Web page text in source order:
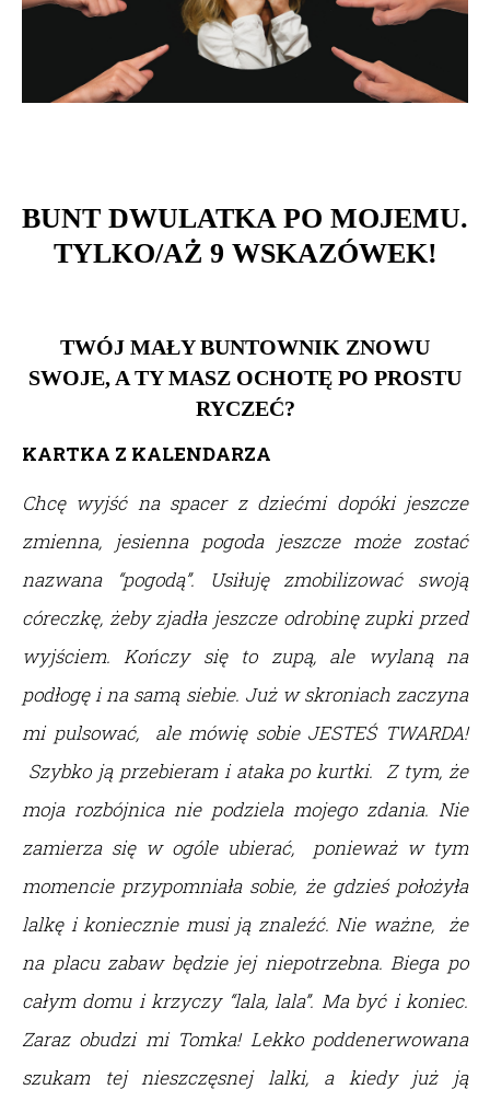
BUNT DWULATKA PO MOJEMU.
TYLKO/AŻ 9 WSKAZÓWEK!
TWÓJ MAŁY BUNTOWNIK ZNOWU
SWOJE, A TY MASZ OCHOTĘ PO PROSTU
RYCZEĆ?
KARTKA Z KALENDARZA
Chcę wyjść na spacer z dziećmi dopóki jeszcze
zmienna, jesienna pogoda jeszcze może zostać
nazwana “pogodą”. Usiłuję zmobilizować swoją
córeczkę, żeby zjadła jeszcze odrobinę zupki przed
wyjściem. Kończy się to zupą, ale wylaną na
podłogę i na samą siebie. Już w skroniach zaczyna
mi pulsować, ale mówię sobie JESTEŚ TWARDA!
Szybko ją przebieram i ataka po kurtki. Z tym, że
moja rozbójnica nie podziela mojego zdania. Nie
zamierza się w ogóle ubierać, ponieważ w tym
momencie przypomniała sobie, że gdzieś położyła
lalkę i koniecznie musi ją znaleźć. Nie ważne, że
na placu zabaw będzie jej niepotrzebna. Biega po
całym domu i krzyczy “lala, lala”. Ma być i koniec.
Zaraz obudzi mi Tomka! Lekko poddenerwowana
szukam tej nieszczęsnej lalki, a kiedy już ją